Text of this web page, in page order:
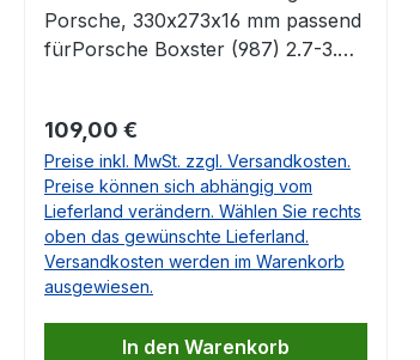
Porsche, 330x273x16 mm passend
fürPorsche Boxster (987) 2.7-3.4
02/03-08/05Porsche 997 3.6-3.8
07/04-Porsche GT3-2 3.6 03/06-
OE-Nr. 99757391102, 99657311103,
99657311102 Falls Sie Fragen dazu
haben, beantworten wir Ihnen
diese sehr gerne.
Regulärer Preis:
109,00 €
Preise inkl. MwSt. zzgl. Versandkosten.
Preise können sich abhängig vom
Lieferland verändern. Wählen Sie rechts
oben das gewünschte Lieferland.
Versandkosten werden im Warenkorb
ausgewiesen.
In den Warenkorb